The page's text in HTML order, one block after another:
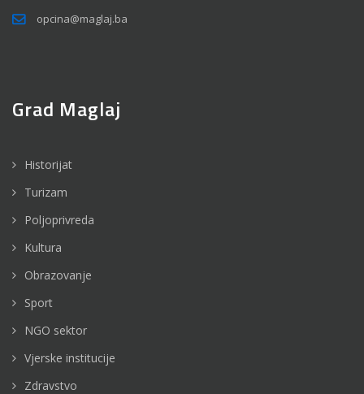
opcina@maglaj.ba
Grad Maglaj
Historijat
Turizam
Poljoprivreda
Kultura
Obrazovanje
Sport
NGO sektor
Vjerske institucije
Zdravstvo